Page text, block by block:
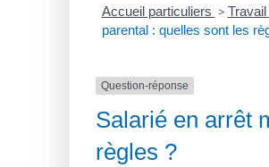
Accueil particuliers >
parental : quelles sont les
Question-réponse
Salarié en arrêt
règles ?